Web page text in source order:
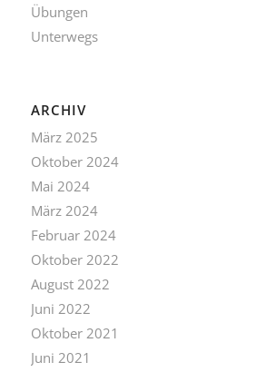
Übungen
Unterwegs
ARCHIV
März 2025
Oktober 2024
Mai 2024
März 2024
Februar 2024
Oktober 2022
August 2022
Juni 2022
Oktober 2021
Juni 2021